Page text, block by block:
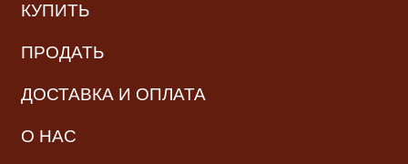
КУПИТЬ
ПРОДАТЬ
ДОСТАВКА И ОПЛАТА
О НАС